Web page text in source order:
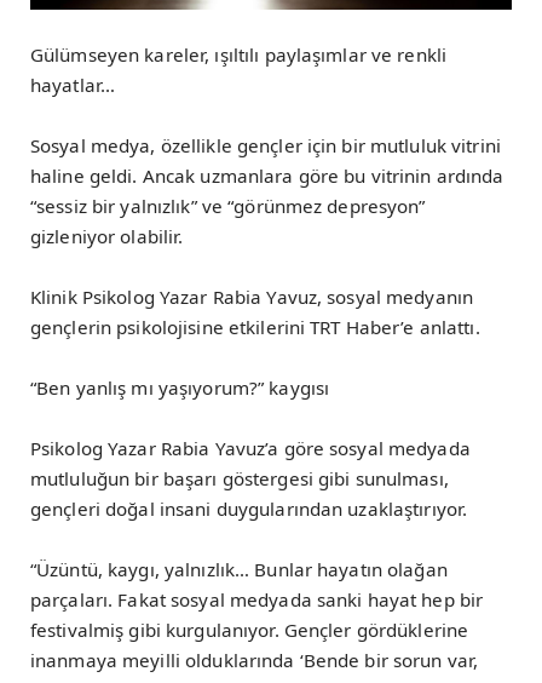
Gülümseyen kareler, ışıltılı paylaşımlar ve renkli
hayatlar…
Sosyal medya, özellikle gençler için bir mutluluk vitrini
haline geldi. Ancak uzmanlara göre bu vitrinin ardında
“sessiz bir yalnızlık” ve “görünmez depresyon”
gizleniyor olabilir.
Klinik Psikolog Yazar Rabia Yavuz, sosyal medyanın
gençlerin psikolojisine etkilerini TRT Haber’e anlattı.
“Ben yanlış mı yaşıyorum?” kaygısı
Psikolog Yazar Rabia Yavuz’a göre sosyal medyada
mutluluğun bir başarı göstergesi gibi sunulması,
gençleri doğal insani duygularından uzaklaştırıyor.
“Üzüntü, kaygı, yalnızlık… Bunlar hayatın olağan
parçaları. Fakat sosyal medyada sanki hayat hep bir
festivalmiş gibi kurgulanıyor. Gençler gördüklerine
inanmaya meyilli olduklarında ‘Bende bir sorun var,